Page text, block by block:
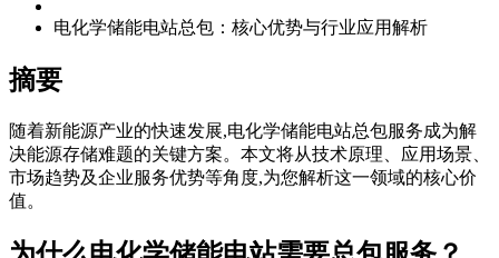
电化学储能电站总包：核心优势与行业应用解析
摘要
随着新能源产业的快速发展,电化学储能电站总包服务成为解
决能源存储难题的关键方案。本文将从技术原理、应用场景、
市场趋势及企业服务优势等角度,为您解析这一领域的核心价
值。